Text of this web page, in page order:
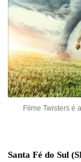
Filme Twisters é
Santa Fé do Sul